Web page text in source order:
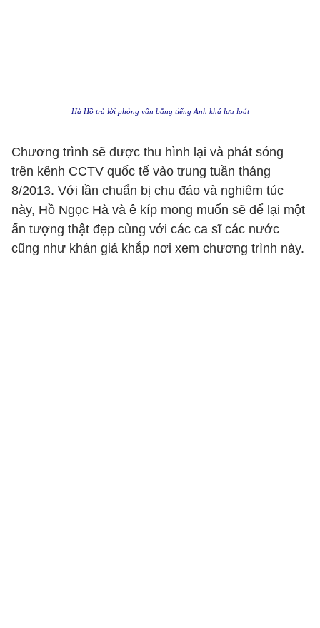
Hà Hồ trả lời phỏng vấn bằng tiếng Anh khá lưu loát
Chương trình sẽ được thu hình lại và phát sóng
trên kênh CCTV quốc tế vào trung tuần tháng
8/2013. Với lần chuẩn bị chu đáo và nghiêm túc
này, Hồ Ngọc Hà và ê kíp mong muốn sẽ để lại một
ấn tượng thật đẹp cùng với các ca sĩ các nước
cũng như khán giả khắp nơi xem chương trình này.